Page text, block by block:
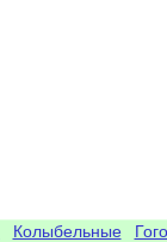
Колыбельные